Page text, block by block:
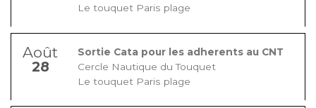
Le touquet Paris plage
Août
28
Sortie Cata pour les adherents au CNT
Cercle Nautique du Touquet
Le touquet Paris plage